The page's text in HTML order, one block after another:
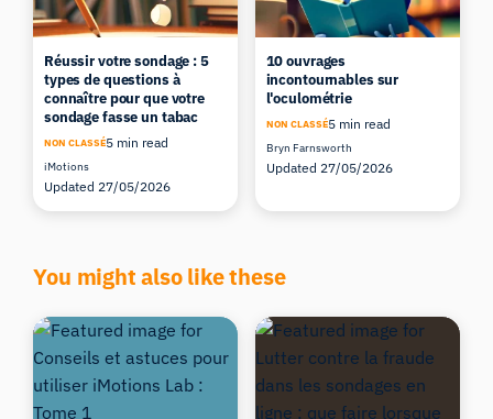
Réussir votre sondage : 5
types de questions à
connaître pour que votre
sondage fasse un tabac
NON CLASSÉ5 min read
iMotions
Updated 27/05/2026
10 ouvrages
incontournables sur
l'oculométrie
NON CLASSÉ5 min read
Bryn Farnsworth
Updated 27/05/2026
You might also like these